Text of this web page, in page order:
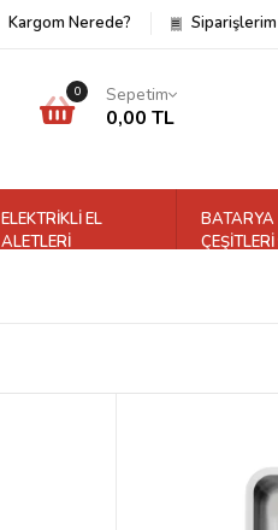
Kargom Nerede? Siparişlerim
0 Sepetim
0,00 TL
ELEKTRİKLİ EL
ALETLERİ
BATARYA
ÇEŞİTLERİ